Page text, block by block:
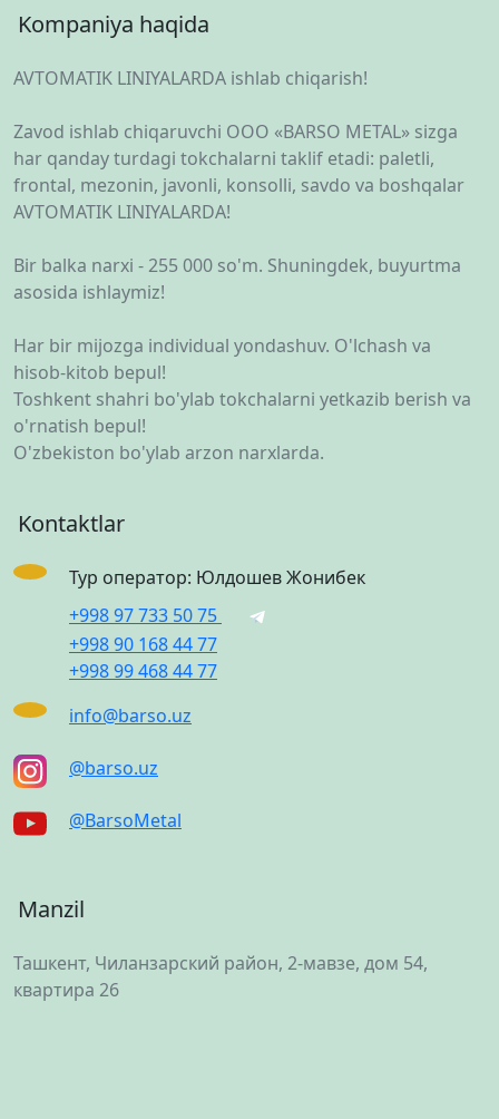
Kompaniya haqida
AVTOMATIK LINIYALARDA ishlab chiqarish!
Zavod ishlab chiqaruvchi OOO «BARSO METAL» sizga
har qanday turdagi tokchalarni taklif etadi: paletli,
frontal, mezonin, javonli, konsolli, savdo va boshqalar
AVTOMATIK LINIYALARDA!
Bir balka narxi - 255 000 so'm. Shuningdek, buyurtma
asosida ishlaymiz!
Har bir mijozga individual yondashuv. O'lchash va
hisob-kitob bepul!
Toshkent shahri bo'ylab tokchalarni yetkazib berish va
o'rnatish bepul!
O'zbekiston bo'ylab arzon narxlarda.
Kontaktlar
Тур оператор: Юлдошев Жонибек
+998 97 733 50 75
+998 90 168 44 77
+998 99 468 44 77
info@barso.uz
@barso.uz
@BarsoMetal
Manzil
Ташкент, Чиланзарский район, 2-мавзе, дом 54,
квартира 26